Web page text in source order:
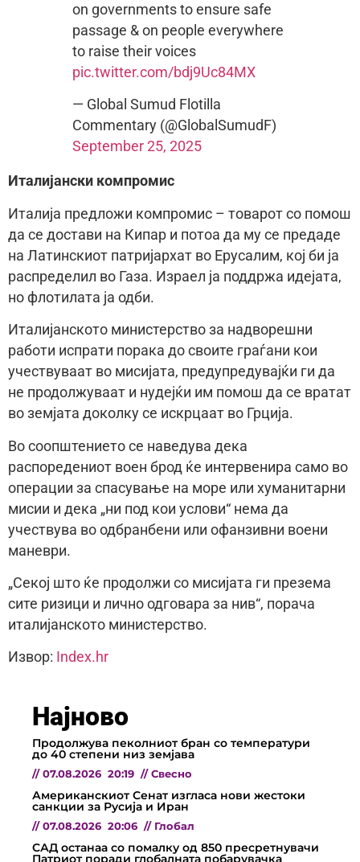
on governments to ensure safe
passage & on people everywhere
to raise their voices
pic.twitter.com/bdj9Uc84MX
— Global Sumud Flotilla
Commentary (@GlobalSumudF)
September 25, 2025
Италијански компромис
Италија предложи компромис – товарот со помош
да се достави на Кипар и потоа да му се предаде
на Латинскиот патријархат во Ерусалим, кој би ја
распределил во Газа. Израел ја поддржа идејата,
но флотилата ја одби.
Италијанското министерство за надворешни
работи испрати порака до своите граѓани кои
учествуваат во мисијата, предупредувајќи ги да
не продолжуваат и нудејќи им помош да се вратат
во земјата доколку се искрцаат во Грција.
Во соопштението се наведува дека
распоредениот воен брод ќе интервенира само во
операции за спасување на море или хуманитарни
мисии и дека „ни под кои услови“ нема да
учествува во одбранбени или офанзивни воени
маневри.
„Секој што ќе продолжи со мисијата ги презема
сите ризици и лично одговара за нив“, порача
италијанското министерство.
Извор: Index.hr
Најново
Продолжува пеколниот бран со температури
до 40 степени низ земјава
// 07.08.2026 20:19 // Свесно
Американскиот Сенат изгласа нови жестоки
санкции за Русија и Иран
// 07.08.2026 20:06 // Глобал
САД останаа со помалку од 850 пресретнувачи
Патриот поради глобалната побарувачка